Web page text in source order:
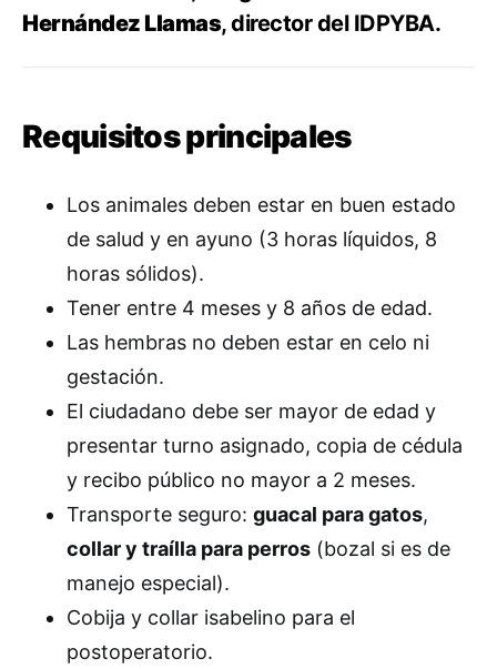
Hernández Llamas, director del IDPYBA.
Requisitos principales
Los animales deben estar en buen estado
de salud y en ayuno (3 horas líquidos, 8
horas sólidos).
Tener entre 4 meses y 8 años de edad.
Las hembras no deben estar en celo ni
gestación.
El ciudadano debe ser mayor de edad y
presentar turno asignado, copia de cédula
y recibo público no mayor a 2 meses.
Transporte seguro: guacal para gatos,
collar y traílla para perros (bozal si es de
manejo especial).
Cobija y collar isabelino para el
postoperatorio.